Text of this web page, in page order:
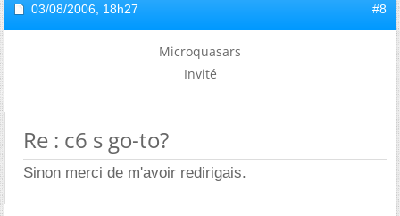
03/08/2006, 18h27 #8
Microquasars
Invité
Re : c6 s go-to?
Sinon merci de m'avoir redirigais.